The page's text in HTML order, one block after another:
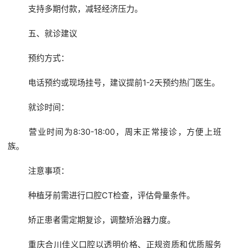
	支持多期付款，减轻经济压力。
	五、就诊建议
	预约方式：
	电话预约或现场挂号，建议提前1-2天预约热门医生。
	就诊时间：
族。
	注意事项：
	种植牙前需进行口腔CT检查，评估骨量条件。
	矫正患者需定期复诊，调整矫治器力度。